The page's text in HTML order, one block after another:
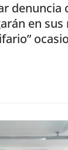
denuncia
en sus